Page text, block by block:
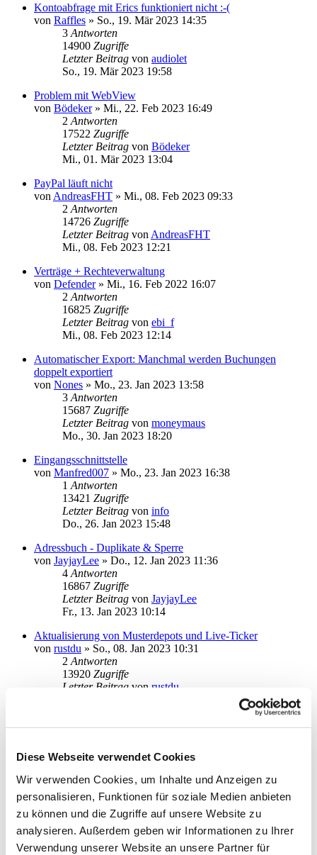
Diese Webseite verwendet Cookies
Wir verwenden Cookies, um Inhalte und Anzeigen zu
personalisieren, Funktionen für soziale Medien anbieten
zu können und die Zugriffe auf unsere Website zu
analysieren. Außerdem geben wir Informationen zu Ihrer
Verwendung unserer Website an unsere Partner für
Kontoabfrage mit Erics funktioniert nicht :-(
von Raffles » So., 19. Mär 2023 14:35
3 Antworten
14900 Zugriffe
Letzter Beitrag von audiolet
So., 19. Mär 2023 19:58
Problem mit WebView
von Bödeker» Mi., 22. Feb 2023 16:49
2 Antworten
17522 Zugriffe
Letzter Beitrag von Bödeker
Mi., 01. Mär 2023 13:04
PayPal läuft nicht
von AndreasFHT » Mi., 08. Feb 2023 09:33
2 Antworten
14726 Zugriffe
Letzter Beitrag von AndreasFHT
Mi., 08. Feb 2023 12:21
Verträge + Rechteverwaltung
von Defender» Mi., 16. Feb 2022 16:07
2 Antworten
16825 Zugriffe
Letzter Beitrag von ebi_f
Mi., 08. Feb 2023 12:14
Automatischer Export: Manchmal werden Buchungen
doppelt exportiert
von Nones » Mo., 23. Jan 2023 13:58
3 Antworten
15687 Zugriffe
Letzter Beitrag von moneymaus
Mo., 30. Jan 2023 18:20
Eingangsschnittstelle
von Manfred007 » Mo., 23. Jan 2023 16:38
1 Antworten
13421 Zugriffe
Letzter Beitrag von info
Do., 26. Jan 2023 15:48
Adressbuch - Duplikate & Sperre
von JayjayLee » Do., 12. Jan 2023 11:36
4 Antworten
16867 Zugriffe
Letzter Beitrag von JayjayLee
Fr., 13. Jan 2023 10:14
Aktualisierung von Musterdepots und Live-Ticker
von rustdu » So., 08. Jan 2023 10:31
2 Antworten
13920 Zugriffe
Letzter Beitrag von rustdu
13634Zugriffe
Letzter Beitrag
ebi_f
Mi., 04. Jan 2023 15:05
Ergebnis-Dialog beim automatischen Konto-Rundruf
abschalten
vonSoot»Mi., 30. Nov 2022 11:20
7Antworten